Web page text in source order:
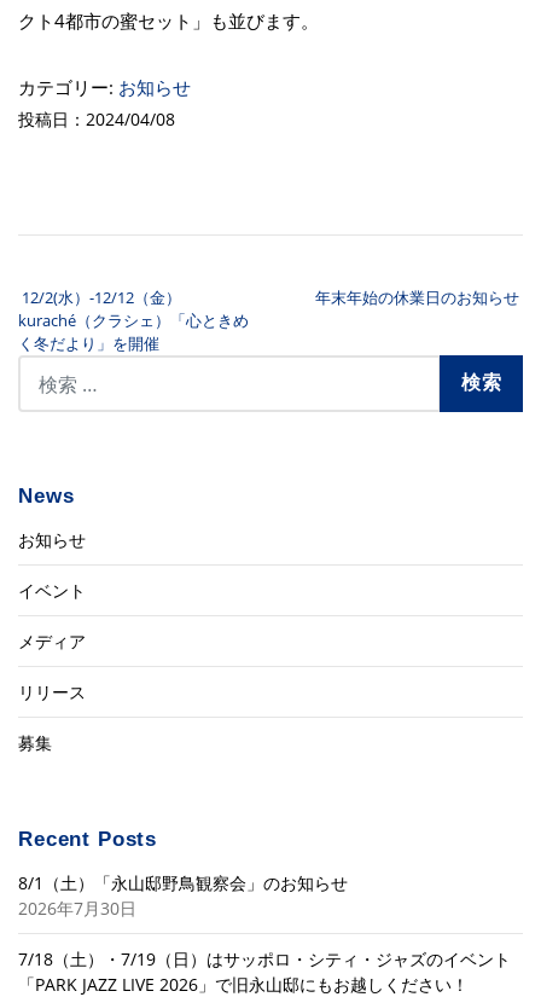
クト4都市の蜜セット」も並びます。
カテゴリー: お知らせ
投稿日：2024/04/08
投稿ナビゲーション
12/2(水）-12/12（金）
kuraché（クラシェ）「心ときめ
く冬だより」を開催
年末年始の休業日のお知らせ
News
お知らせ
イベント
メディア
リリース
募集
Recent Posts
8/1（土）「永山邸野鳥観察会」のお知らせ
2026年7月30日
7/18（土）・7/19（日）はサッポロ・シティ・ジャズのイベント
「PARK JAZZ LIVE 2026」で旧永山邸にもお越しください！